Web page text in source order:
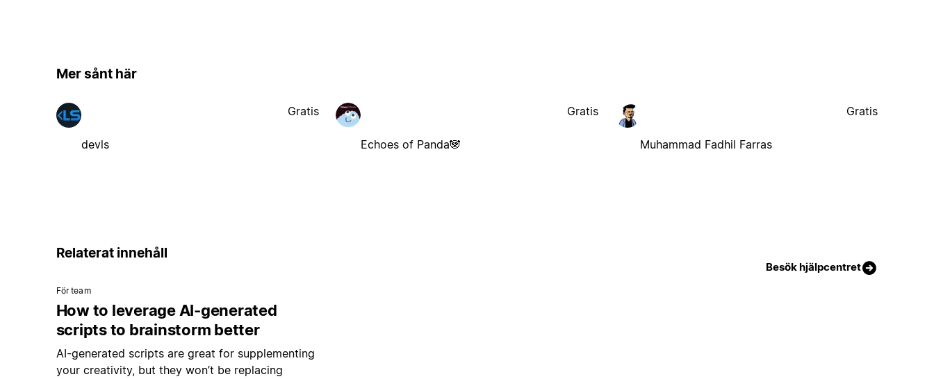
Mer sånt här
devls
Gratis
Echoes of Panda🐼
Gratis
Muhammad Fadhil Farras
Gratis
Relaterat innehåll
Besök hjälpcentret
För team
How to leverage AI-generated
scripts to brainstorm better
AI-generated scripts are great for supplementing
your creativity, but they won’t be replacing